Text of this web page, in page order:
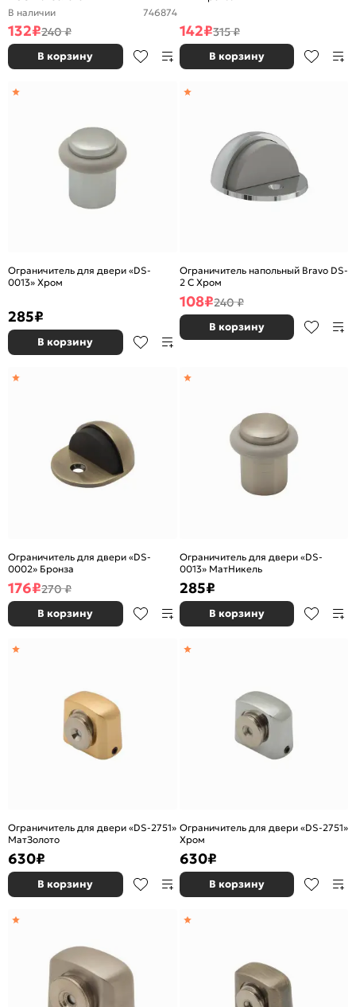
В наличии
746874
132₽240 ₽
В корзину
142₽315 ₽
В корзину
Ограничитель для двери «DS-
0013» Хром
285₽
В корзину
Ограничитель напольный Bravo DS-
2 С Хром
108₽240 ₽
В корзину
Ограничитель для двери «DS-
0002» Бронза
176₽270 ₽
В корзину
Ограничитель для двери «DS-
0013» МатНикель
285₽
В корзину
Ограничитель для двери «DS-2751»
МатЗолото
630₽
В корзину
Ограничитель для двери «DS-2751»
Хром
630₽
В корзину